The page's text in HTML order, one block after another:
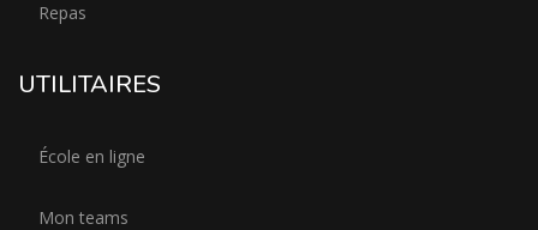
Repas
UTILITAIRES
École en ligne
Mon teams